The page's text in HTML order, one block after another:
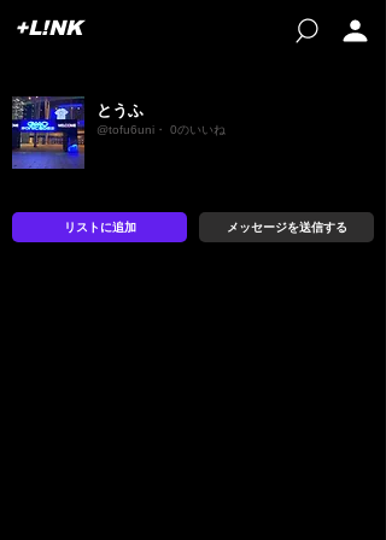
+L!NK
とうふ
@tofu6uni・ 0のいいね
リストに追加 メッセージを送信する